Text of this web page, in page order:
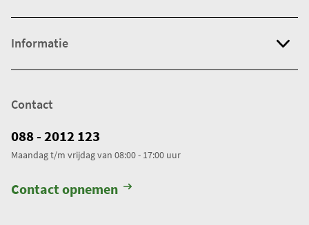
Informatie
Contact
088 - 2012 123
Maandag t/m vrijdag van 08:00 - 17:00 uur
Contact opnemen